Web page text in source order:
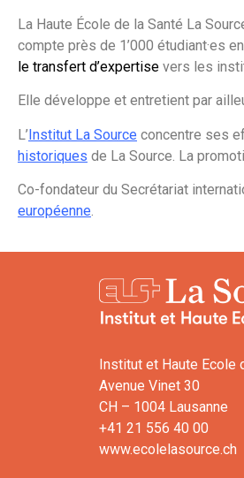
La Haute École de la Santé La
compte près de 1’000 étudiant·es
le transfert d’expertise vers les
Elle développe et entretient par
L’Institut La Source concentre ses
historiques de La Source. La
Co-fondateur du Secrétariat
européenne.
Institut et Haute Ecole
Avenue Vinet 30
CH – 1004 Lausanne
+41 21 556 40 00
www.ecolelasource.ch